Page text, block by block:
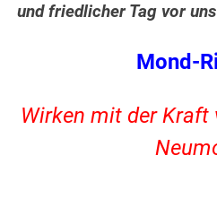
und friedlicher Tag vor
Mond-
Wirken mit der Kraft